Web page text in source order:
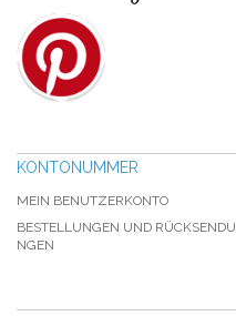
KONTONUMMER
MEIN BENUTZERKONTO
BESTELLUNGEN UND RÜCKSENDU
NGEN